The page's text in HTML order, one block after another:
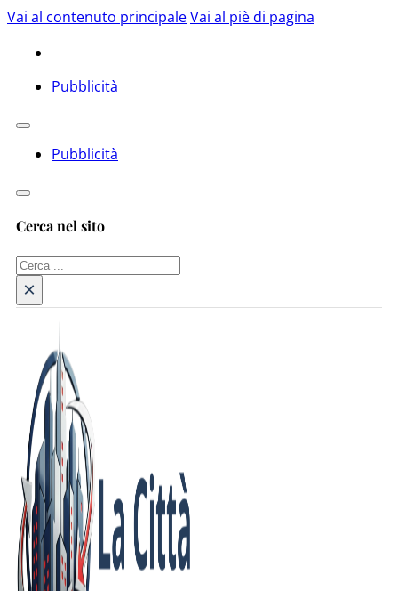
Vai al contenuto principaleVai al piè di pagina
Pubblicità
Pubblicità
Cerca nel sito
Cerca
×